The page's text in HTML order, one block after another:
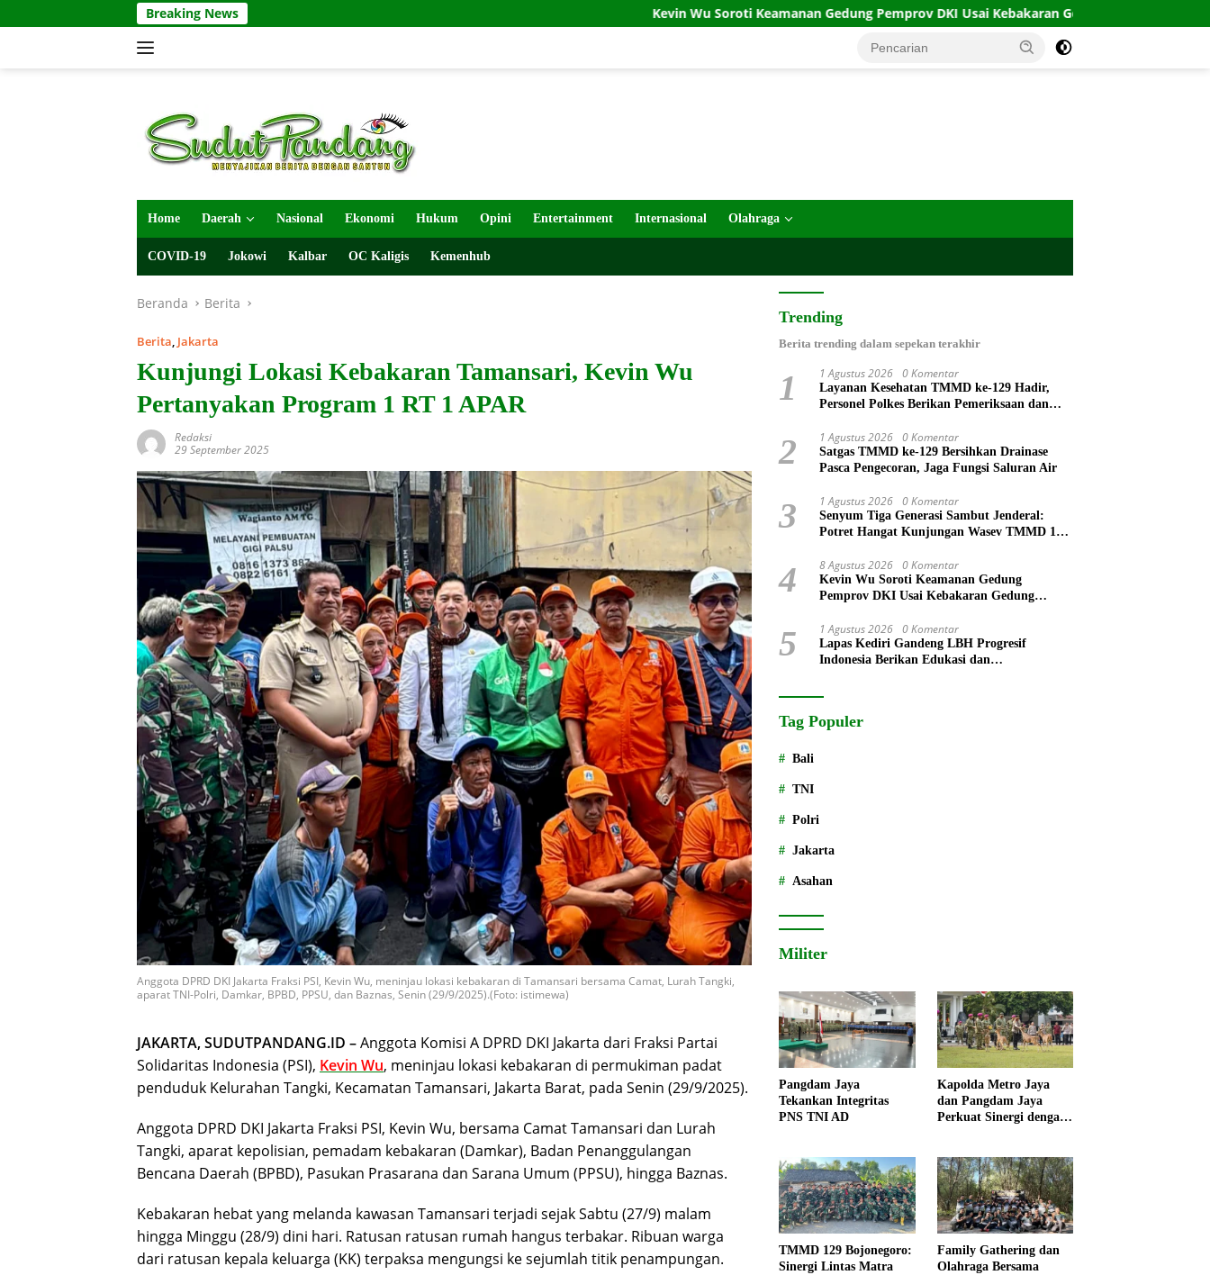
ke
Breaking News Kevin Wu Soroti Keamanan Gedung Pemprov DKI Usai Kebakaran Gedung Bapenda
Home Daerah Nasional Ekonomi Hukum Opini Entertainment Internasional Olahraga
COVID-19 Jokowi Kalbar OC Kaligis Kemenhub
Beranda Berita
Berita, Jakarta
Kunjungi Lokasi Kebakaran Tamansari, Kevin Wu
Pertanyakan Program 1 RT 1 APAR
Redaksi
29 September 2025
Anggota DPRD DKI Jakarta Fraksi PSI, Kevin Wu, meninjau lokasi kebakaran di Tamansari bersama Camat, Lurah Tangki,
aparat TNI-Polri, Damkar, BPBD, PPSU, dan Baznas, Senin (29/9/2025).(Foto: istimewa)
JAKARTA, SUDUTPANDANG.ID –Anggota Komisi A DPRD DKI Jakarta dari Fraksi Partai
Solidaritas Indonesia (PSI), Kevin Wu, meninjau lokasi kebakaran di permukiman padat
penduduk Kelurahan Tangki, Kecamatan Tamansari, Jakarta Barat, pada Senin (29/9/2025).
Anggota DPRD DKI Jakarta Fraksi PSI, Kevin Wu, bersama Camat Tamansari dan Lurah
Tangki, aparat kepolisian, pemadam kebakaran (Damkar), Badan Penanggulangan
Bencana Daerah (BPBD), Pasukan Prasarana dan Sarana Umum (PPSU), hingga Baznas.
Kebakaran hebat yang melanda kawasan Tamansari terjadi sejak Sabtu (27/9) malam
hingga Minggu (28/9) dini hari. Ratusan ratusan rumah hangus terbakar. Ribuan warga
dari ratusan kepala keluarga (KK) terpaksa mengungsi ke sejumlah titik penampungan.
Trending
Berita trending dalam sepekan terakhir
1 1 Agustus 2026 0 Komentar
Layanan Kesehatan TMMD ke-129 Hadir,
Personel Polkes Berikan Pemeriksaan dan
2 1 Agustus 2026 0 Komentar
Satgas TMMD ke-129 Bersihkan Drainase
Pasca Pengecoran, Jaga Fungsi Saluran Air
3 1 Agustus 2026 0 Komentar
Senyum Tiga Generasi Sambut Jenderal:
Potret Hangat Kunjungan Wasev TMMD 129
4 8 Agustus 2026 0 Komentar
Kevin Wu Soroti Keamanan Gedung
Pemprov DKI Usai Kebakaran Gedung
5 1 Agustus 2026 0 Komentar
Lapas Kediri Gandeng LBH Progresif
Indonesia Berikan Edukasi dan
Tag Populer
Bali
TNI
Polri
Jakarta
Asahan
Militer
Pangdam Jaya
Tekankan Integritas
PNS TNI AD
Kapolda Metro Jaya
dan Pangdam Jaya
Perkuat Sinergi dengan
TMMD 129 Bojonegoro:
Sinergi Lintas Matra
Family Gathering dan
Olahraga Bersama